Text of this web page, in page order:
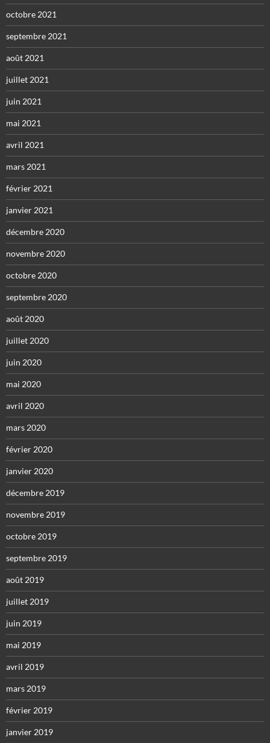
octobre 2021
septembre 2021
août 2021
juillet 2021
juin 2021
mai 2021
avril 2021
mars 2021
février 2021
janvier 2021
décembre 2020
novembre 2020
octobre 2020
septembre 2020
août 2020
juillet 2020
juin 2020
mai 2020
avril 2020
mars 2020
février 2020
janvier 2020
décembre 2019
novembre 2019
octobre 2019
septembre 2019
août 2019
juillet 2019
juin 2019
mai 2019
avril 2019
mars 2019
février 2019
janvier 2019